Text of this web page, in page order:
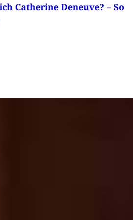
Catherine Deneuve? – So